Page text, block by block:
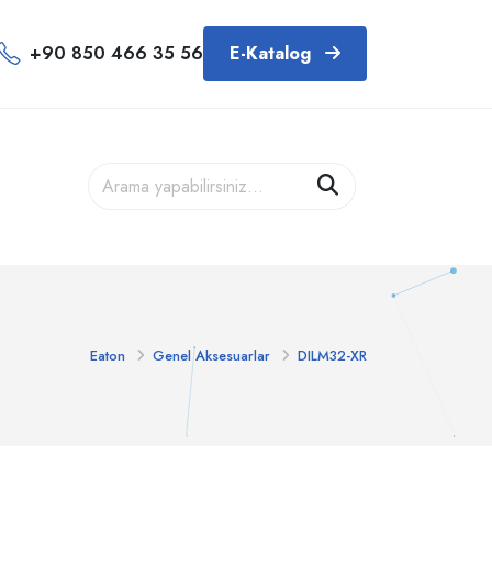
+90 850 466 35 56 E-Katalog
Eaton Genel Aksesuarlar DILM32-XR